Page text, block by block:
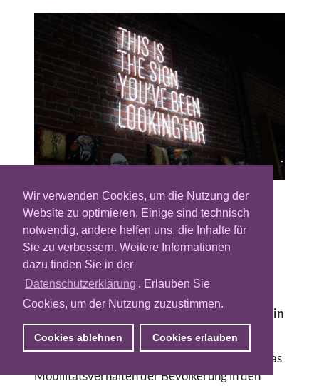
Wir verwenden Cookies, um die Nutzung der
Website zu optimieren. Einige sind technisch
notwendig, andere helfen uns, die Inhalte für
Sie zu verbessern. Weitere Informationen
dazu finden Sie in der
Datenschutzerklärung . Erlauben Sie
Cookies, um der Nutzung zuzustimmen.
Cookies ablehnen Cookies erlauben
Das Smartphone verspricht die Möglichkeit,
Nutzer immer und überall anzusprechen.
Doch niemand läuft unentwegt mit dem
mobilen Gerät im Anschlag herum. Out of
Home-Werbung kann hier Abhilfe schaffen.
Mit Hilfe von Mobilitätsdaten lässt sich aus
dem Massenmedium (Digital) Out of Home ein
effektiver Aktivierungskanal machen.
Die durchgreifende Digitalisierung hat auch das
Mobilitätsverhalten der Bevölkerung in den